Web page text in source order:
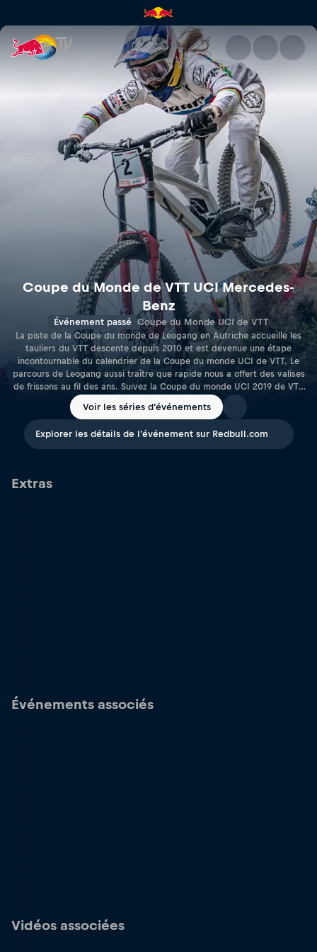
Coupe du Monde de VTT
Coupe du Monde de VTT UCI Mercedes-
Benz
Événement passé Coupe du Monde UCI de VTT
La piste de la Coupe du monde de Leogang en Autriche accueille les
tauliers du VTT descente depuis 2010 et est devenue une étape
incontournable du calendrier de la Coupe du monde UCI de VTT. Le
parcours de Leogang aussi traître que rapide nous a offert des valises
de frissons au fil des ans. Suivez la Coupe du monde UCI 2019 de VTT
descente à Leogang en direct live vidéo avec Red Bull TV !
Voir les séries d'événements
Explorer les détails de l'événement sur Redbull.com
Extras
Événements associés
Vidéos associées